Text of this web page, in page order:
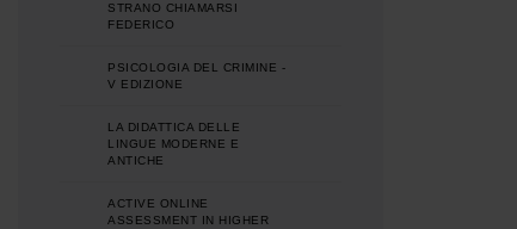
STRANO CHIAMARSI
FEDERICO
PSICOLOGIA DEL CRIMINE -
V EDIZIONE
LA DIDATTICA DELLE
LINGUE MODERNE E
ANTICHE
ACTIVE ONLINE
ASSESSMENT IN HIGHER